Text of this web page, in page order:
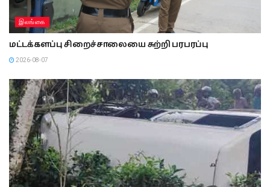
இலங்கை
மட்டக்களப்பு சிறைச்சாலையை சுற்றி பரபரப்பு
2026-08-07